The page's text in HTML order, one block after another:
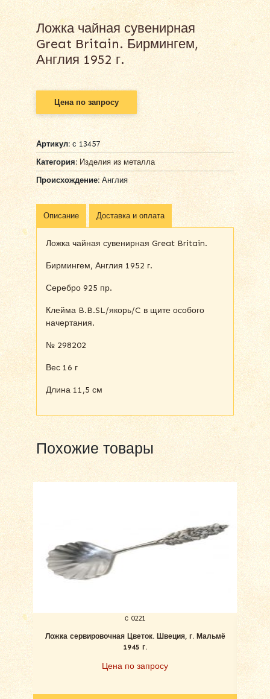
Ложка чайная сувенирная
Great Britain. Бирмингем,
Англия 1952 г.
Цена по запросу
Артикул:с 13457
Категория: Изделия из металла
Происхождение:Англия
Описание Доставка и оплата
Ложка чайная сувенирная Great Britain.
Бирмингем, Англия 1952 г.
Серебро 925 пр.
Клейма B.B.SL/якорь/C в щите особого
начертания.
№ 298202
Вес 16 г
Длина 11,5 см
Похожие товары
с 0221
Ложка сервировочная Цветок. Швеция, г. Мальмё
1945 г.
Цена по запросу